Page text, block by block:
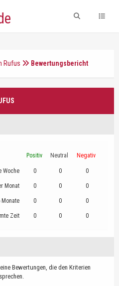
Rufus Bewertungsbericht
Positiv Neutral Negativ
Woche 0 0 0
Monat 0 0 0
Monate 0 0 0
Zeit 0 0 0
Bewertungen, die den Kriterien